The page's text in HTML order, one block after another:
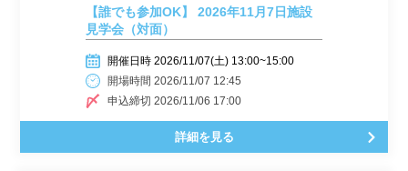
【誰でも参加OK】 2026年11月7日施設
見学会（対面）
開催日時 2026/11/07(土) 13:00~15:00
開場時間 2026/11/07 12:45
申込締切 2026/11/06 17:00
詳細を見る